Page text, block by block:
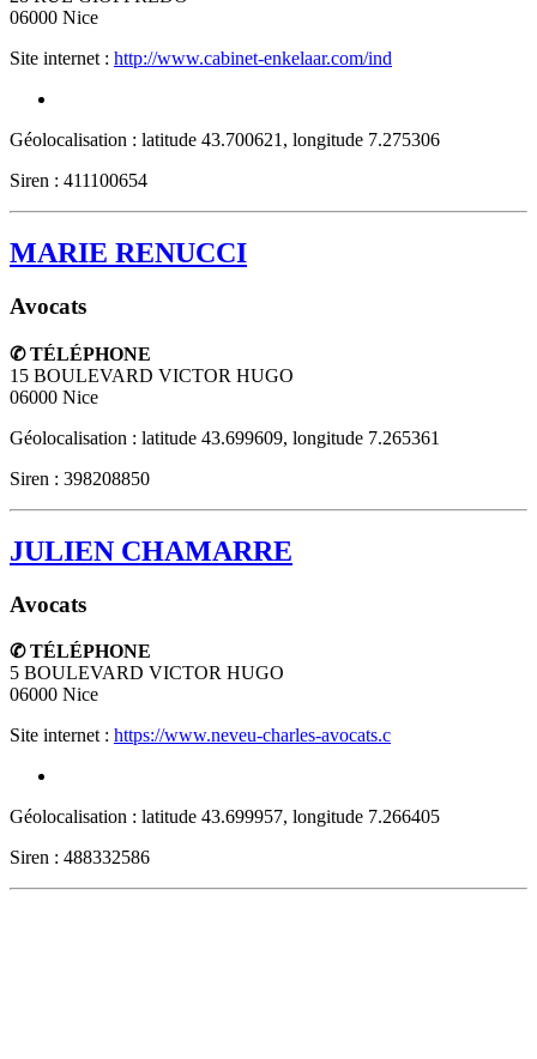
06000 Nice
Site internet : http://www.cabinet-enkelaar.com/ind
Géolocalisation : latitude 43.700621, longitude 7.275306
Siren : 411100654
MARIE RENUCCI
Avocats
✆ TÉLÉPHONE
15 BOULEVARD VICTOR HUGO
06000 Nice
Géolocalisation : latitude 43.699609, longitude 7.265361
Siren : 398208850
JULIEN CHAMARRE
Avocats
✆ TÉLÉPHONE
5 BOULEVARD VICTOR HUGO
06000 Nice
Site internet : https://www.neveu-charles-avocats.c
Géolocalisation : latitude 43.699957, longitude 7.266405
Siren : 488332586